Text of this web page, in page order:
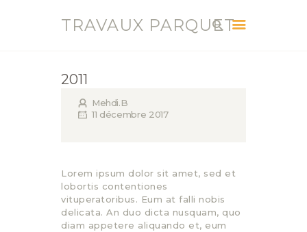
TRAVAUX PARQUET
ACCUEIL
SERVICES
2011
Mehdi.B
11 décembre 2017
Lorem ipsum dolor sit amet, sed et
lobortis contentiones
vituperatoribus. Eum at falli nobis
delicata. An duo dicta nusquam, quo
diam appetere aliquando et, eum